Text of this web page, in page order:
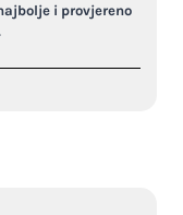
i provjereno